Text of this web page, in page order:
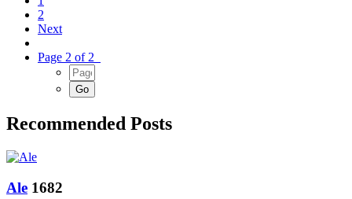
2
Next
Page 2 of 2
Recommended Posts
Ale 1682